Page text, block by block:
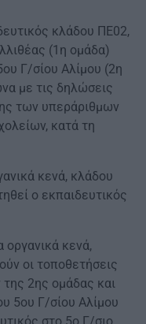
κλάδου ΠΕ02,
(1η ομάδα)
Γ/σίου Αλίμου (2η
με τις δηλώσεις
των υπεράριθμων
κατά τη
κενά, κλάδου
ο εκπαιδευτικός
κενά,
οι τοποθετήσεις
2ης ομάδας και
5ου Γ/σίου Αλίμου